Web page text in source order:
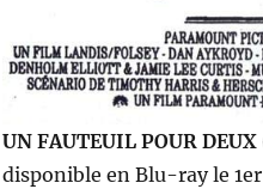
UN FAUTEUIL POUR
disponible en Blu-ray le